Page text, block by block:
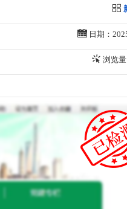
日期：
浏览